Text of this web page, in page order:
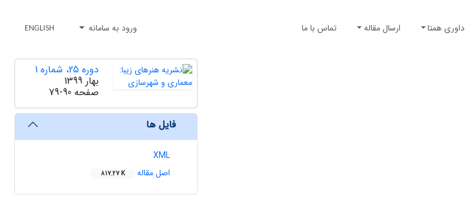
داوری همتا ارسال مقاله تماس با ما ورود به سامانه ENGLISH
دوره 25، شماره 1
بهار 1399
صفحه 79-90
فایل ها
XML
اصل مقاله
817.27 K